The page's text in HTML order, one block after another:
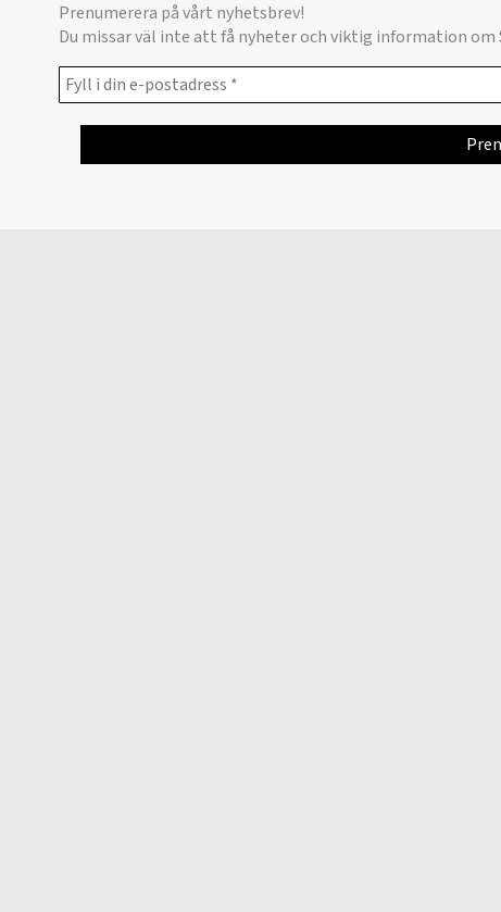
Prenumerera på vårt nyhetsbrev!
Du missar väl inte att få nyheter och viktig information om